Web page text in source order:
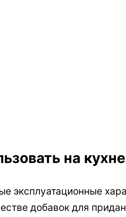
на
эксплуатационные
добавок для